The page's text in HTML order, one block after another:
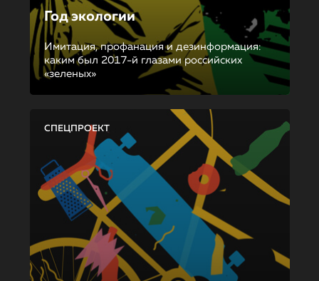
Год экологии
Имитация, профанация и дезинформация:
каким был 2017-й глазами российских
«зеленых»
СПЕЦПРОЕКТ